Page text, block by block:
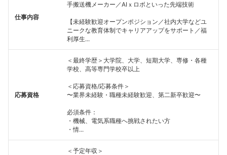
仕事内容
手搬送機メーカー／AIｘロボといった先端技術
【未経験歓迎オープンポジション／社内大学などユ
ニークな教育体制でキャリアアップをサポート／福
利厚生...
応募資格
＜最終学歴＞大学院、大学、短期大学、専修・各種
学校、高等専門学校卒以上
＜応募資格/応募条件＞
〜業界未経験・職種未経験歓迎、第二新卒歓迎〜
必須条件：
・機械、電気系職種へ挑戦されたい方
・情...
＜予定年収＞